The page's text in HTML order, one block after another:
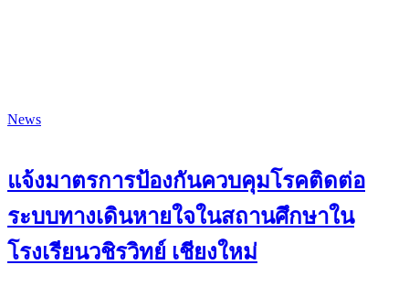
News
แจ้งมาตรการป้องกันควบคุมโรคติดต่อ
ระบบทางเดินหายใจในสถานศึกษาใน
โรงเรียนวชิรวิทย์ เชียงใหม่